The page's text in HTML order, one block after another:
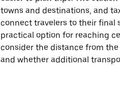
towns and destinations, and
connect travelers to their final
practical option for reaching
consider the distance from
and whether additional